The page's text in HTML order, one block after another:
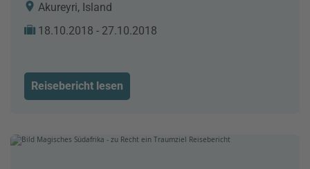
Akureyri, Island
18.10.2018 - 27.10.2018
Reisebericht lesen